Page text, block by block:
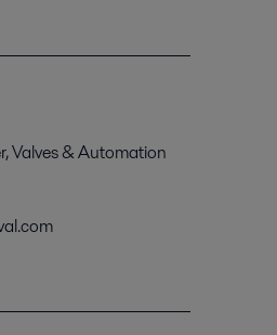
Valves & Automation